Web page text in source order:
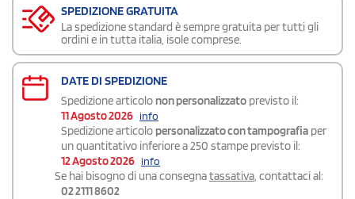
SPEDIZIONE GRATUITA
La spedizione standard è sempre gratuita per tutti gli
ordini e in tutta italia, isole comprese.
DATE DI SPEDIZIONE
Spedizione articolo non personalizzato previsto il:
11 Agosto 2026 info
Spedizione articolo personalizzato con tampografia per
un quantitativo inferiore a 250 stampe previsto il:
12 Agosto 2026 info
Se hai bisogno di una consegnatassativa, contattaci al:
02 2111 8602